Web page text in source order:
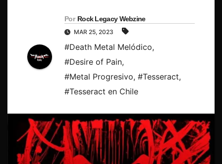
Por Rock Legacy Webzine
MAR 25, 2023
#Death Metal Melódico,
#Desire of Pain,
#Metal Progresivo, #Tesseract,
#Tesseract en Chile